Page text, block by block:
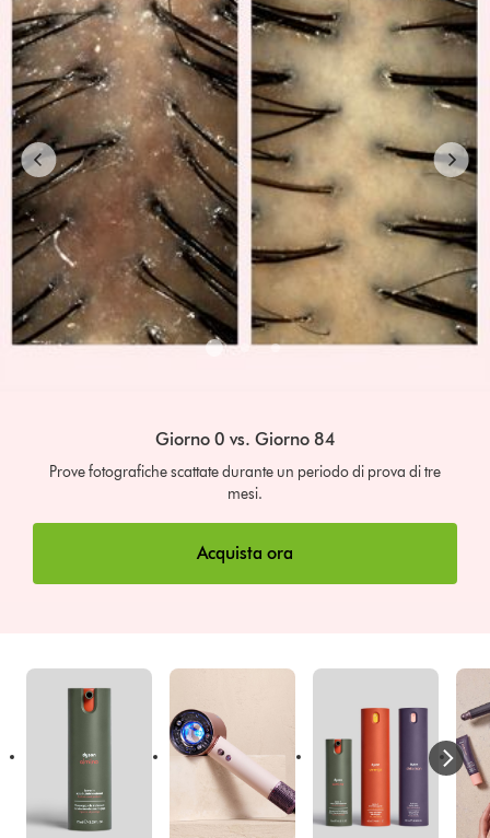
with
slides.
Use
Next
and
Previous
buttons
navigate,
jump
slide
with
Giorno 0 vs. Giorno 84
Prove fotografiche scattate durante un periodo di prova di tre
mesi.
Acquista ora